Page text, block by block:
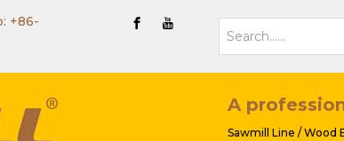
+86-
A
Sawmill Line / Wood